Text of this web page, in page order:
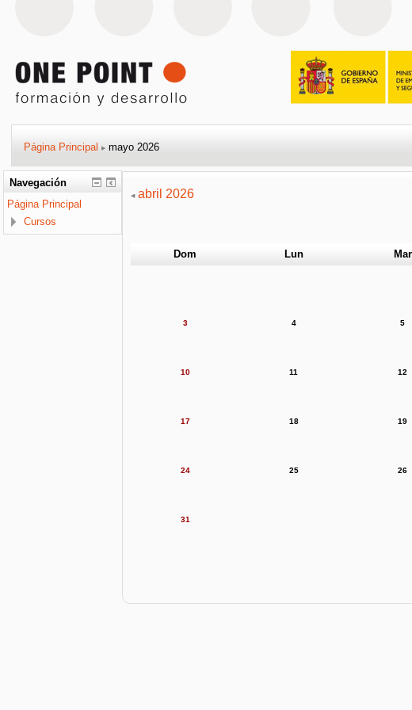
Página Principal ▶ mayo 2026
◀ abril 2026
Dom Lun Mar
3 4 5
10 11 12
17 18 19
24 25 26
31
Navegación
Página Principal
Cursos